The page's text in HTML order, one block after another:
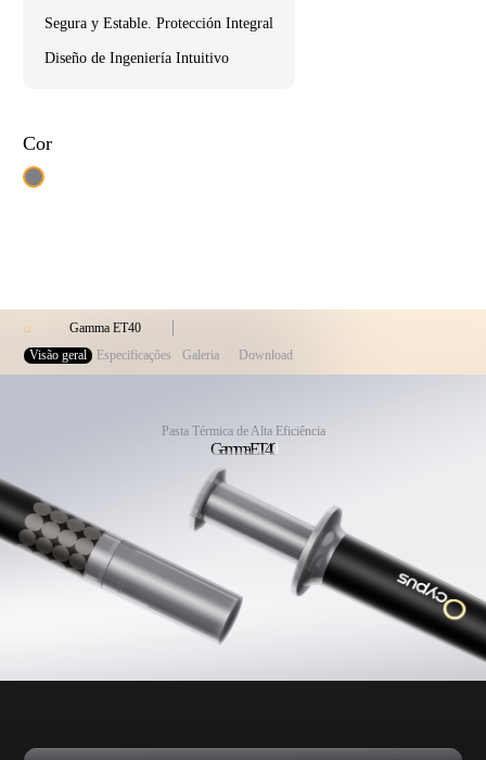
Segura y Estable. Protección Integral
Diseño de Ingeniería Intuitivo
Cor
Gamma ET40
Visão geral
Especificações Galeria Download
Pasta Térmica de Alta Eficiência
Gamma ET40